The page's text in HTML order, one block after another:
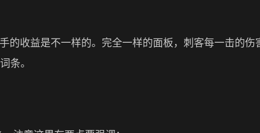
的收益是不一样的。完全一样的面板，刺客每一击的伤
条。